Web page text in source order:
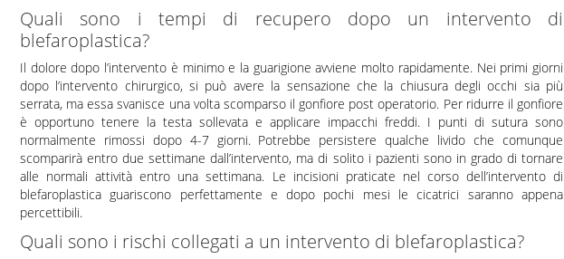
Quali sono i tempi di recupero dopo un intervento di
blefaroplastica?
Il dolore dopo l’intervento è minimo e la guarigione avviene molto rapidamente. Nei primi giorni
dopo l’intervento chirurgico, si può avere la sensazione che la chiusura degli occhi sia più
serrata, ma essa svanisce una volta scomparso il gonfiore post operatorio. Per ridurre il gonfiore
è opportuno tenere la testa sollevata e applicare impacchi freddi. I punti di sutura sono
normalmente rimossi dopo 4-7 giorni. Potrebbe persistere qualche livido che comunque
scomparirà entro due settimane dall’intervento, ma di solito i pazienti sono in grado di tornare
alle normali attività entro una settimana. Le incisioni praticate nel corso dell’intervento di
blefaroplastica guariscono perfettamente e dopo pochi mesi le cicatrici saranno appena
percettibili.
Quali sono i rischi collegati a un intervento di blefaroplastica?